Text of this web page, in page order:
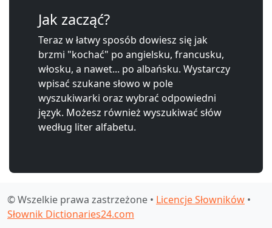
Jak zacząć?
Teraz w łatwy sposób dowiesz się jak
brzmi "kochać" po angielsku, francusku,
włosku, a nawet... po albańsku. Wystarczy
wpisać szukane słowo w pole
wyszukiwarki oraz wybrać odpowiedni
język. Możesz również wyszukiwać słów
według liter alfabetu.
© Wszelkie prawa zastrzeżone • Licencje Słowników •
Słownik Dictionaries24.com